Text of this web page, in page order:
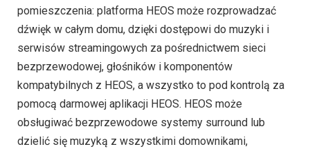
pomieszczenia: platforma HEOS może rozprowadzać
dźwięk w całym domu, dzięki dostępowi do muzyki i
serwisów streamingowych za pośrednictwem sieci
bezprzewodowej, głośników i komponentów
kompatybilnych z HEOS, a wszystko to pod kontrolą za
pomocą darmowej aplikacji HEOS. HEOS może
obsługiwać bezprzewodowe systemy surround lub
dzielić się muzyką z wszystkimi domownikami,